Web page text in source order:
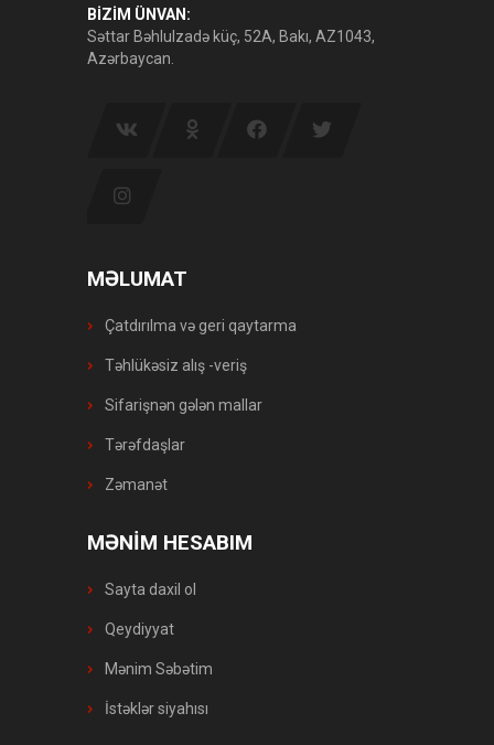
BİZİM ÜNVAN:
Səttar Bəhlulzadə küç, 52A, Bakı, AZ1043,
Azərbaycan.
MƏLUMAT
Çatdırılma və geri qaytarma
Təhlükəsiz alış -veriş
Sifarişnən gələn mallar
Tərəfdaşlar
Zəmanət
MƏNİM HESABIM
Sayta daxil ol
Qeydiyyat
Mənim Səbətim
İstəklər siyahısı